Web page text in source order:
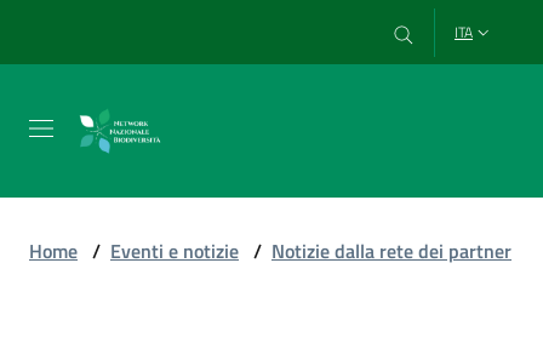
ITA
Chi
Home / Eventi e notizie / Notizie dalla rete dei partner